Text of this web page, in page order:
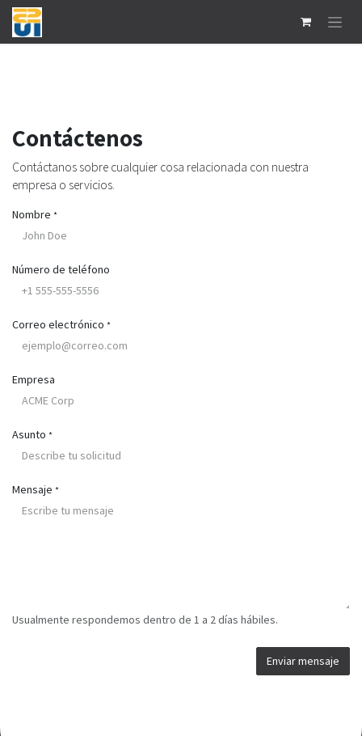
Ir al contenido
Contáctenos
Contáctanos sobre cualquier cosa relacionada con nuestra
empresa o servicios.
Nombre *
Número de teléfono
Correo electrónico *
Empresa
Asunto *
Mensaje *
Usualmente respondemos dentro de 1 a 2 días hábiles.
Enviar mensaje